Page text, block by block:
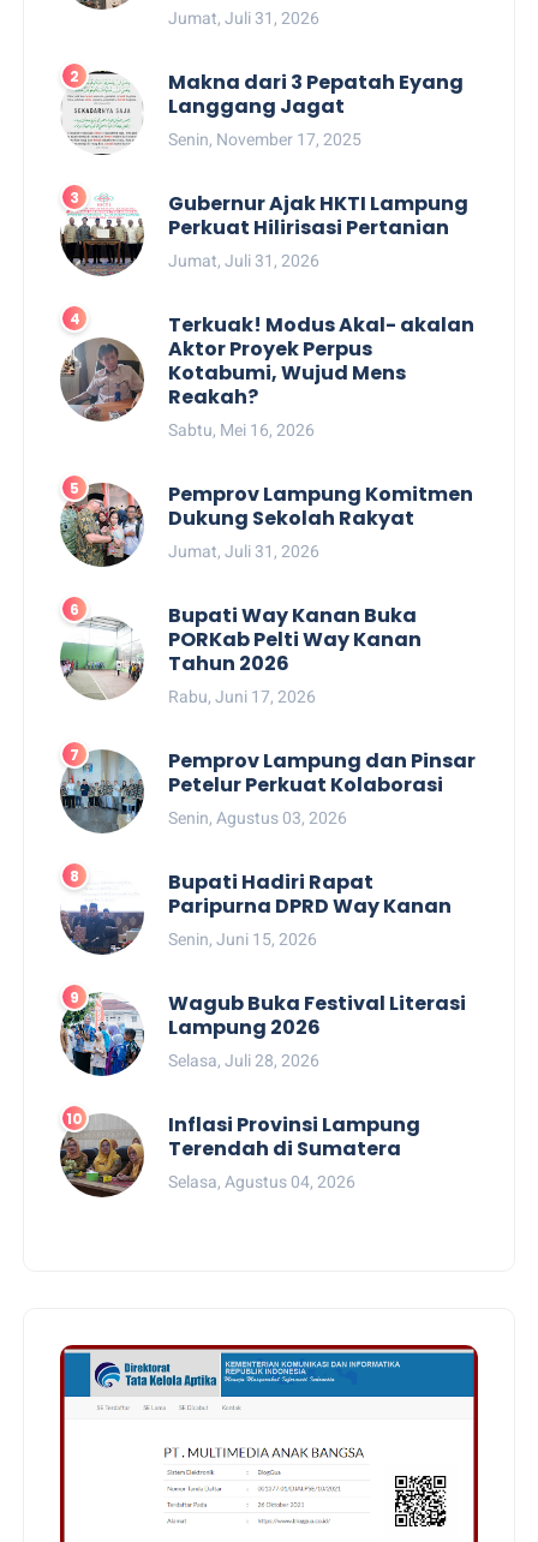
Jumat, Juli 31, 2026
Makna dari 3 Pepatah Eyang
Langgang Jagat
Senin, November 17, 2025
Gubernur Ajak HKTI Lampung
Perkuat Hilirisasi Pertanian
Jumat, Juli 31, 2026
Terkuak! Modus Akal- akalan
Aktor Proyek Perpus
Kotabumi, Wujud Mens
Reakah?
Sabtu, Mei 16, 2026
Pemprov Lampung Komitmen
Dukung Sekolah Rakyat
Jumat, Juli 31, 2026
Bupati Way Kanan Buka
PORKab Pelti Way Kanan
Tahun 2026
Rabu, Juni 17, 2026
Pemprov Lampung dan Pinsar
Petelur Perkuat Kolaborasi
Senin, Agustus 03, 2026
Bupati Hadiri Rapat
Paripurna DPRD Way Kanan
Senin, Juni 15, 2026
Wagub Buka Festival Literasi
Lampung 2026
Selasa, Juli 28, 2026
Inflasi Provinsi Lampung
Terendah di Sumatera
Selasa, Agustus 04, 2026